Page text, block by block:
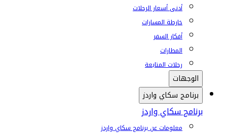
أدنى أسعار الرحلات
خارطة المسارات
أفكار السفر
المطارات
رحلات المتابعة
الوجهات
برنامج سكاي واردز
برنامج سكاي واردز
معلومات عن برنامج سكاي واردز